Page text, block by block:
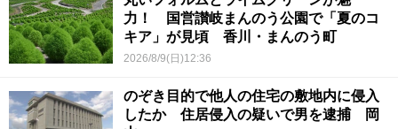
力！ 国営讃岐まんのう公園で「夏のコ
キア」が見頃 香川・まんのう町
2026/8/9(日)12:36
のぞき目的で他人の住宅の敷地内に侵入
したか 住居侵入の疑いで男を逮捕 岡